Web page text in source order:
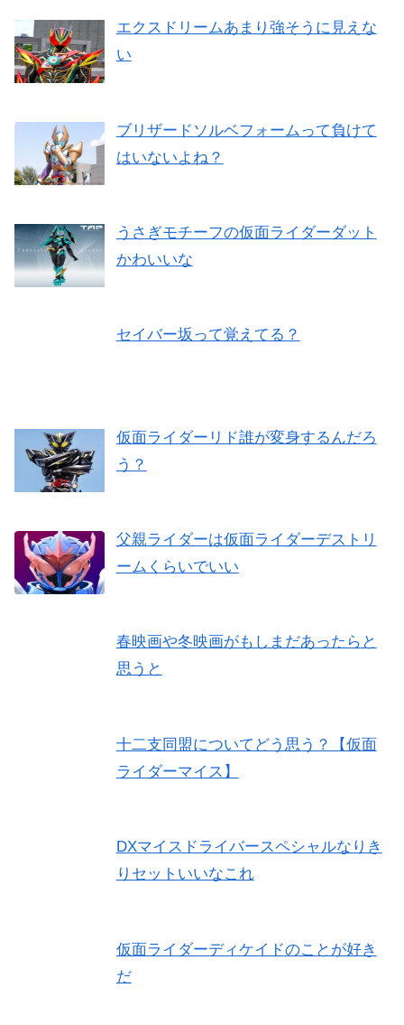
エクスドリームあまり強そうに見えな
い
ブリザードソルベフォームって負けて
はいないよね？
うさぎモチーフの仮面ライダーダット
かわいいな
セイバー坂って覚えてる？
仮面ライダーリド誰が変身するんだろ
う？
父親ライダーは仮面ライダーデストリ
ームくらいでいい
春映画や冬映画がもしまだあったらと
思うと
十二支同盟についてどう思う？【仮面
ライダーマイス】
DXマイスドライバースペシャルなりき
りセットいいなこれ
仮面ライダーディケイドのことが好き
だ